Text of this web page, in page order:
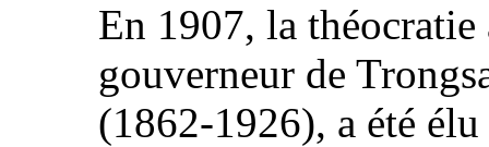
En 1907, la
gouverneur de
(1862‑1926), a été